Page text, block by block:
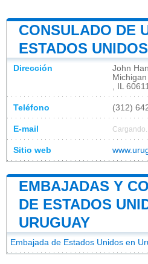
CONSULADO DE
ESTADOS UNIDOS
Dirección
John
, IL 60611
Teléfono (312)
E-mail Cargando...
Sitio web
EMBAJADAS Y
DE ESTADOS
URUGUAY
Embajada de Estados Unidos en